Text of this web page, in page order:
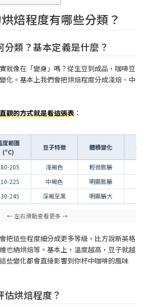
焙程度有哪些分類？
分類？基本定義是什麼？
就像在「變身」嗎？從生豆到成品，咖啡豆
化。基本上我們會把烘焙程度分成淺焙、中
觀的方式就是看這張表 ：
度範圍
(°C)
豆子特徵 體積變化 表
205 淺褐色 輕微膨脹
乾
225 中褐色 明顯膨脹
245 深褐至黑 明顯脹大 油
把這些程度細分成更多等級，比方說新英格
也納烘焙等。基本上，溫度越高，豆子就越
些變化都會直接影響到你杯中咖啡的風味
烘焙程度？